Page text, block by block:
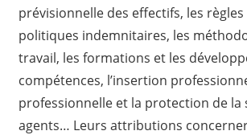
prévisionnelle des effectifs, les
politiques indemnitaires, les
travail, les formations et les
compétences, l’insertion
professionnelle et la protection de la
agents… Leurs attributions